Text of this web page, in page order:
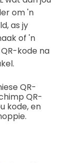
om 'n
as jy
of 'n
kode na
QR-
QR-
kode, en